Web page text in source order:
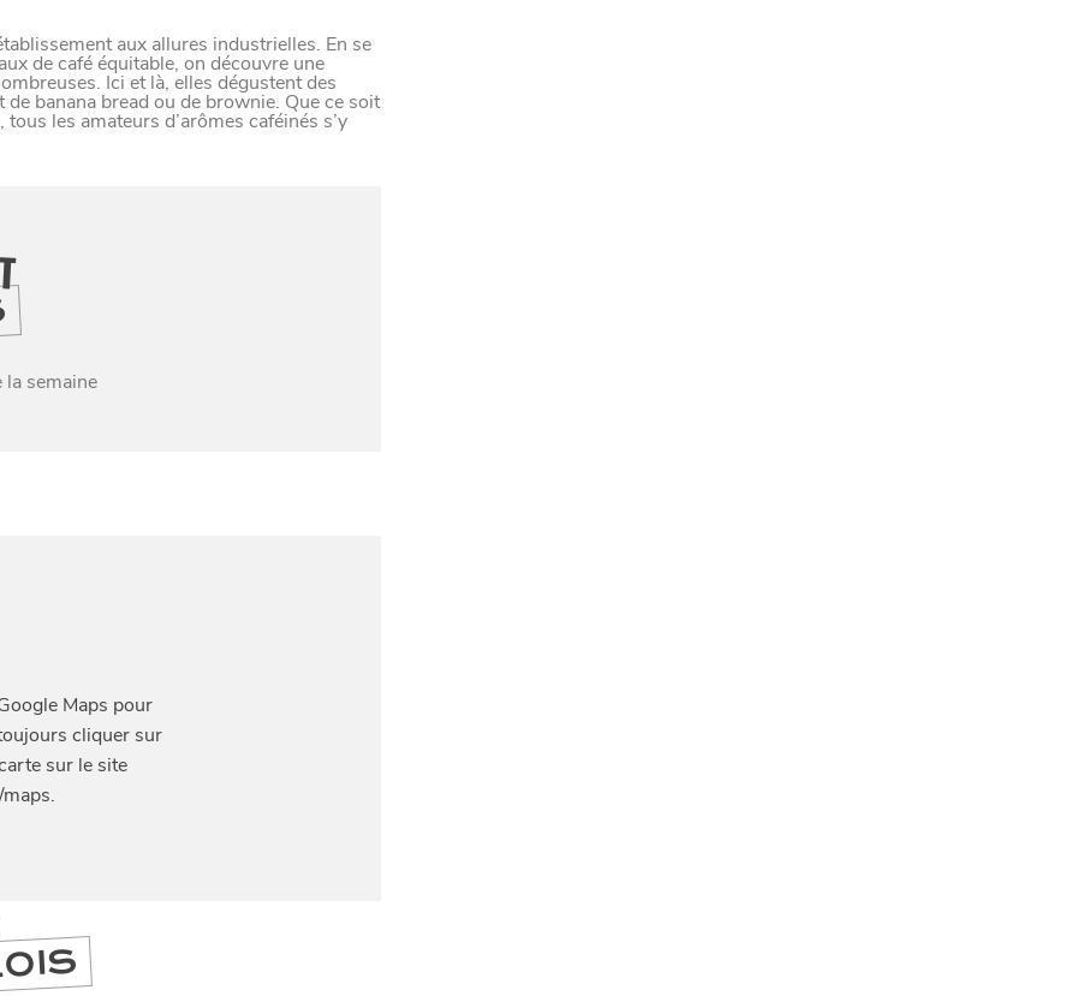
NORD
aux allures industrielles. En se
de café équitable, on découvre une
Ici et là, elles dégustent des
banana bread ou de brownie. Que ce soit
les amateurs d’arômes caféinés s’y
semaine
J'accepte